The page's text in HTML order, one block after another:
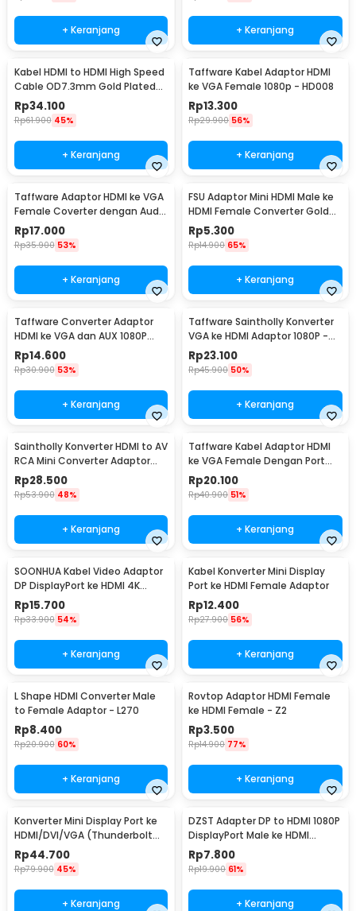
+ Keranjang + Keranjang
Kabel HDMI to HDMI High Speed
Cable OD7.3mm Gold Plated
1080P 10M - HYX
Rp34.100
Rp61.900 45%
+ Keranjang
Taffware Kabel Adaptor HDMI
ke VGA Female 1080p - HD008
Rp13.300
Rp29.900 56%
+ Keranjang
Taffware Adaptor HDMI ke VGA
Female Coverter dengan Audio
3.5mm 1080p - HD008-1
Rp17.000
Rp35.900 53%
+ Keranjang
FSU Adaptor Mini HDMI Male ke
HDMI Female Converter Gold
Plated HD - SHH10
Rp5.300
Rp14.900 65%
+ Keranjang
Taffware Converter Adaptor
HDMI ke VGA dan AUX 1080P
Proyektor Monitor - S-PC-0389
Rp14.600
Rp30.900 53%
+ Keranjang
Taffware Saintholly Konverter
VGA ke HDMI Adaptor 1080P -
ST-218
Rp23.100
Rp45.900 50%
+ Keranjang
Saintholly Konverter HDMI to AV
RCA Mini Converter Adaptor
1080p - ST-209
Rp28.500
Rp53.900 48%
+ Keranjang
Taffware Kabel Adaptor HDMI
ke VGA Female Dengan Port
Audio 1080p - HD008
Rp20.100
Rp40.900 51%
+ Keranjang
SOONHUA Kabel Video Adaptor
DP DisplayPort ke HDMI 4K
180cm - DP102
Rp15.700
Rp33.900 54%
+ Keranjang
Kabel Konverter Mini Display
Port ke HDMI Female Adaptor
Rp12.400
Rp27.900 56%
+ Keranjang
L Shape HDMI Converter Male
to Female Adaptor - L270
Rp8.400
Rp20.900 60%
+ Keranjang
Rovtop Adaptor HDMI Female
ke HDMI Female - Z2
Rp3.500
Rp14.900 77%
+ Keranjang
Konverter Mini Display Port ke
HDMI/DVI/VGA (Thunderbolt
Compatible) - M-1I3
Rp44.700
Rp79.900 45%
+ Keranjang
DZST Adapter DP to HDMI 1080P
DisplayPort Male ke HDMI
Female - DZST024
Rp7.800
Rp19.900 61%
+ Keranjang